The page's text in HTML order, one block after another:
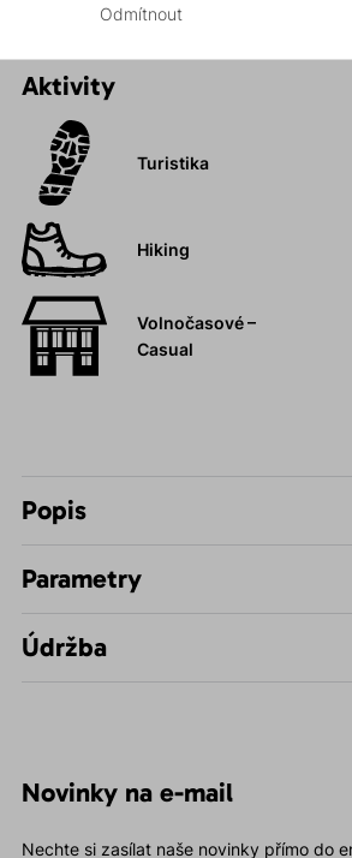
Aktivity
Turistika
Hiking
Volnočasové –
Casual
Popis
Parametry
Údržba
Novinky na e-mail
Nechte si zasílat naše novinky přímo do
Odmítnout